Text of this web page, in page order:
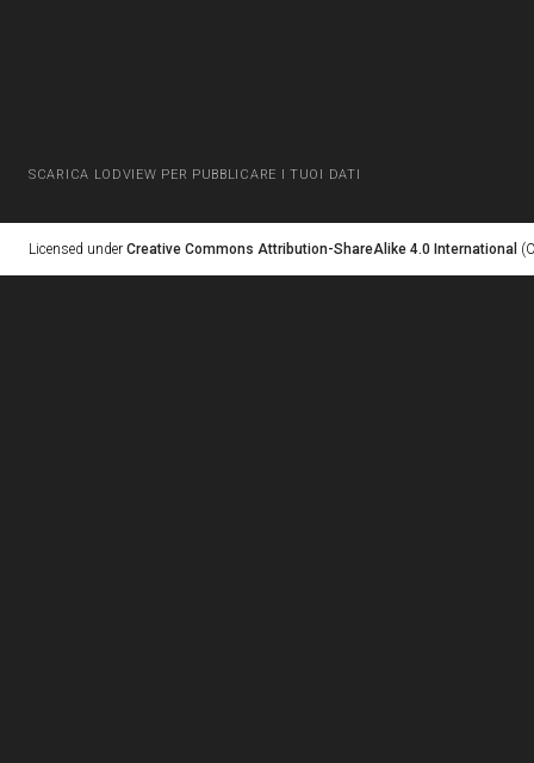
SCARICA LODVIEW PER PUBBLICARE I TUOI DATI
Licensed under Creative Commons Attribution-ShareAlike 4.0 International